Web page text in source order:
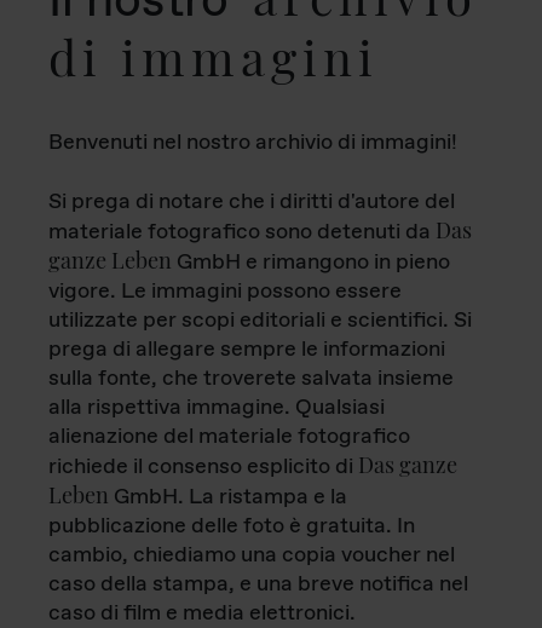
di immagini
Benvenuti nel nostro archivio di immagini!
Si prega di notare che i diritti d'autore del
materiale fotografico sono detenuti da Das
ganze Leben GmbH e rimangono in pieno
vigore. Le immagini possono essere
utilizzate per scopi editoriali e scientifici. Si
prega di allegare sempre le informazioni
sulla fonte, che troverete salvata insieme
alla rispettiva immagine. Qualsiasi
alienazione del materiale fotografico
richiede il consenso esplicito di Das ganze
Leben GmbH. La ristampa e la
pubblicazione delle foto è gratuita. In
cambio, chiediamo una copia voucher nel
caso della stampa, e una breve notifica nel
caso di film e media elettronici.